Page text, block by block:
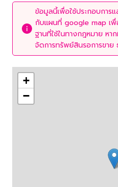
ข้อมูลนี้เพื่อใช้ประกอบกา
กับแผนที่ google map เ
ฐานที่ใช้ในทางกฎหมาย ห
จัดการทรัพย์สินรอการขาย
+
−